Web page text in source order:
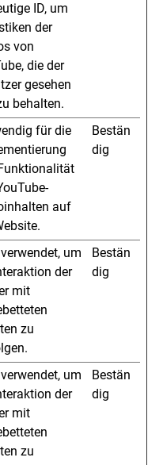
ID, um
der
von
die der
gesehen
behalten.
für die
auf
Bestän
dig
um
der
mit
zu
Bestän
dig
um
der
mit
zu
Bestän
dig